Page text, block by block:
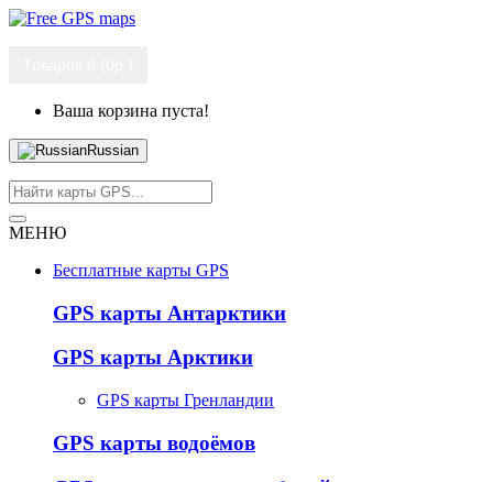
Ваша корзина пуста!
Russian
МЕНЮ
Бесплатные карты GPS
GPS карты Антарктики
GPS карты Арктики
GPS карты Гренландии
GPS карты водоёмов